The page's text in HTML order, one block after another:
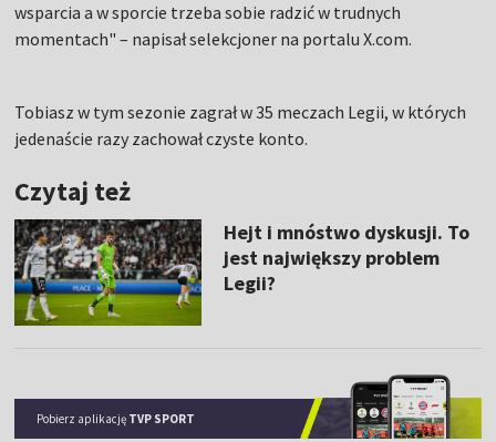
wsparcia a w sporcie trzeba sobie radzić w trudnych
momentach" – napisał selekcjoner na portalu X.com.
Tobiasz w tym sezonie zagrał w 35 meczach Legii, w których
jedenaście razy zachował czyste konto.
Czytaj też
Hejt i mnóstwo dyskusji. To
jest największy problem
Legii?
Pobierz aplikację TVP SPORT